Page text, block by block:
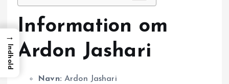
Information om
Ardon Jashari
Navn: Ardon Jashari
→
Indhold